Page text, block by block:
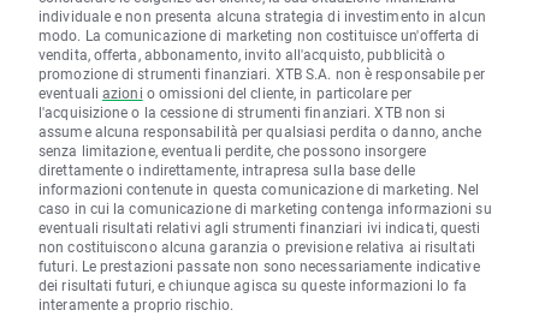
individuale e non presenta alcuna strategia di investimento in alcun
modo. La comunicazione di marketing non costituisce un'offerta di
vendita, offerta, abbonamento, invito all'acquisto, pubblicità o
promozione di strumenti finanziari. XTB S.A. non è responsabile per
eventuali azioni o omissioni del cliente, in particolare per
l'acquisizione o la cessione di strumenti finanziari. XTB non si
assume alcuna responsabilità per qualsiasi perdita o danno, anche
senza limitazione, eventuali perdite, che possono insorgere
direttamente o indirettamente, intrapresa sulla base delle
informazioni contenute in questa comunicazione di marketing. Nel
caso in cui la comunicazione di marketing contenga informazioni su
eventuali risultati relativi agli strumenti finanziari ivi indicati, questi
non costituiscono alcuna garanzia o previsione relativa ai risultati
futuri. Le prestazioni passate non sono necessariamente indicative
dei risultati futuri, e chiunque agisca su queste informazioni lo fa
interamente a proprio rischio.